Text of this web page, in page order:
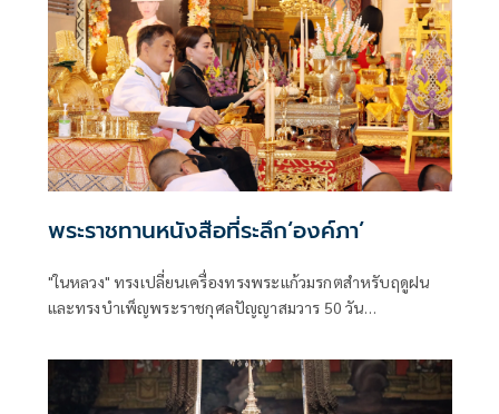
ปากเกร็ด จังหวัดนนทบุรี
พระราชทานหนังสือที่ระลึก‘องค์ภา’
"ในหลวง" ทรงเปลี่ยนเครื่องทรงพระแก้วมรกตสำหรับฤดูฝน
และทรงบำเพ็ญพระราชกุศลปัญญาสมวาร 50 วัน
หนังสือที่ระลึก 50 วัน แก่ผู้เข้าร่วมพิธี